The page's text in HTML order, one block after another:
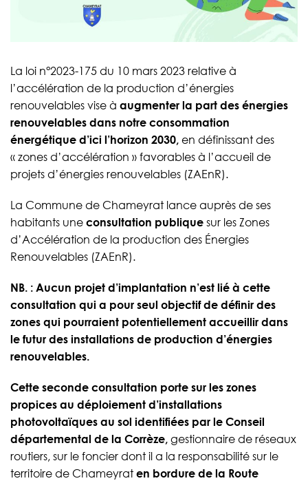
La loi n°2023-175 du 10 mars 2023 relative à
l’accélération de la production d’énergies
renouvelables vise à augmenter la part des énergies
renouvelables dans notre consommation
énergétique d’ici l’horizon 2030, en définissant des
« zones d’accélération » favorables à l’accueil de
projets d’énergies renouvelables (ZAEnR).
La Commune de Chameyrat lance auprès de ses
habitants une consultation publique sur les Zones
d’Accélération de la production des Énergies
Renouvelables (ZAEnR).
NB. : Aucun projet d’implantation n’est lié à cette
consultation qui a pour seul objectif de définir des
zones qui pourraient potentiellement accueillir dans
le futur des installations de production d’énergies
renouvelables.
Cette seconde consultation porte sur les zones
propices au déploiement d’installations
photovoltaïques au sol identifiées par le Conseil
départemental de la Corrèze, gestionnaire de réseaux
routiers, sur le foncier dont il a la responsabilité sur le
territoire de Chameyrat en bordure de la Route